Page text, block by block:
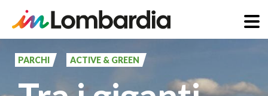
PARCHI ACTIVE & GREEN